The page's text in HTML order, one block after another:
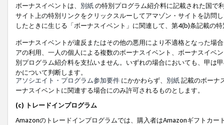
ボーナスイベントは、 別紙の特別プログラム紹介料に記載された国で
サイト上の特別リンクをクリックスルーしてアマゾン・サイトを訪問
したときに生じる「ボーナスイベント」に関連して、第4(b)条記載の
ボーナスイベントが違反またはその他の悪用により不適格となった場
アの利用、一人の個人による複数のボーナスイベント、ボーナスイベ
別プログラム紹介料を支払いません。いずれの場合においても、甲は
かについて判断します。
アソシエイト・プログラム参加要件 にかかわらず、 別紙記載のボーナ
ーナスイベントに関連する場合にのみ許可されるものとします。
(c) トレードインプログラム
Amazonのトレードインプログラムでは、購入者はAmazonギフトカ